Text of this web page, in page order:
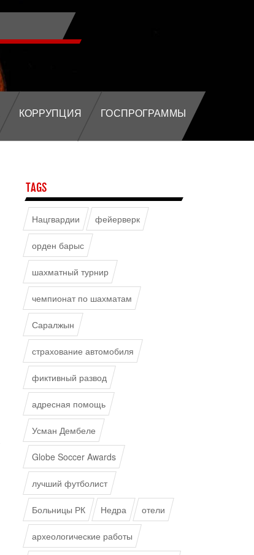
КОРРУПЦИЯ ГОСПРОГРАММЫ
TAGS
Нацгвардии фейерверк
орден барыс
шахматный турнир
чемпионат по шахматам
Саралжын
страхование автомобиля
фиктивный развод
адресная помощь
Усман Дембеле
Globe Soccer Awards
лучший футболист
Больницы РК Недра отели
археологические работы